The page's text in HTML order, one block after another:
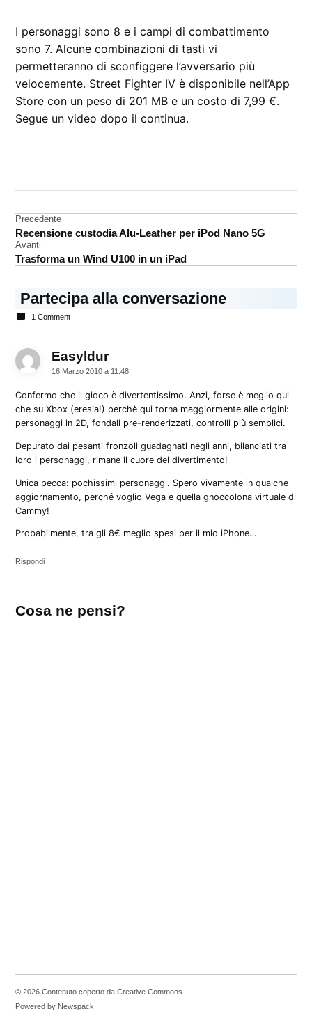
I personaggi sono 8 e i campi di combattimento
sono 7. Alcune combinazioni di tasti vi
permetteranno di sconfiggere l’avversario più
velocemente. Street Fighter IV è disponibile nell’App
Store con un peso di 201 MB e un costo di 7,99 €.
Segue un video dopo il continua.
gioco
Navigazione
articoli
Precedente
Recensione custodia Alu-Leather per iPod Nano 5G
Avanti
Trasforma un Wind U100 in un iPad
Partecipa alla conversazione
1 Comment
Easyldurdice:
16 Marzo 2010 a 11:48
Confermo che il gioco è divertentissimo. Anzi, forse è meglio qui
che su Xbox (eresia!) perchè qui torna maggiormente alle origini:
personaggi in 2D, fondali pre-renderizzati, controlli più semplici.
Depurato dai pesanti fronzoli guadagnati negli anni, bilanciati tra
loro i personaggi, rimane il cuore del divertimento!
Unica pecca: pochissimi personaggi. Spero vivamente in qualche
aggiornamento, perché voglio Vega e quella gnoccolona virtuale di
Cammy!
Probabilmente, tra gli 8€ meglio spesi per il mio iPhone…
Rispondi
un
Cosa ne pensi?
© 2026 Contenuto coperto da Creative Commons
Powered by Newspack